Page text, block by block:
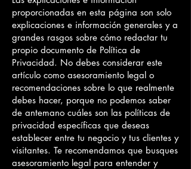
proporcionadas en esta página son solo
explicaciones e información generales y a
grandes rasgos sobre cómo redactar tu
propio documento de Política de
Privacidad. No debes considerar este
artículo como asesoramiento legal o
recomendaciones sobre lo que realmente
debes hacer, porque no podemos saber
de antemano cuáles son las políticas de
privacidad específicas que deseas
establecer entre tu negocio y tus clientes y
visitantes. Te recomendamos que busques
asesoramiento legal para entender y